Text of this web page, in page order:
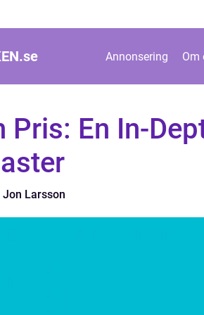
se Annonsering Om
Pris: En In-
Jon Larsson